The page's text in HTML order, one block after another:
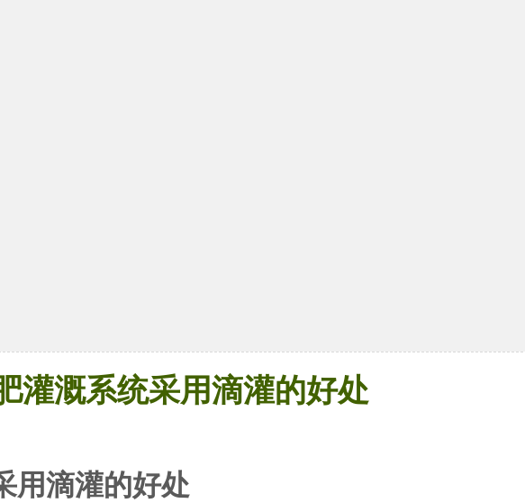
灌溉系统采用滴灌的好处
用滴灌的好处